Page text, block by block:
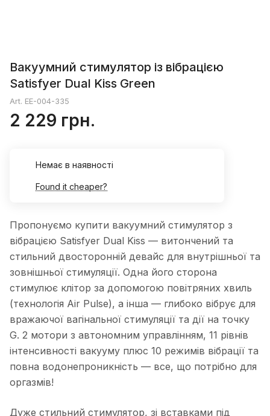
Вакуумний стимулятор із вібрацією
Satisfyer Dual Kiss Green
Art. EE-004-335
2 229 грн.
Немає в наявності
Found it cheaper?
Пропонуємо купити вакуумний стимулятор з
вібрацією Satisfyer Dual Kiss — витончений та
стильний двосторонній девайс для внутрішньої та
зовнішньої стимуляції. Одна його сторона
стимулює клітор за допомогою повітряних хвиль
(технологія Air Pulse), а інша — глибоко вібрує для
вражаючої вагінальної стимуляції та дії на точку
G. 2 мотори з автономним управлінням, 11 рівнів
інтенсивності вакууму плюс 10 режимів вібрації та
повна водонепроникність — все, що потрібно для
оргазмів!
Дуже стильний стимулятор, зі вставками під